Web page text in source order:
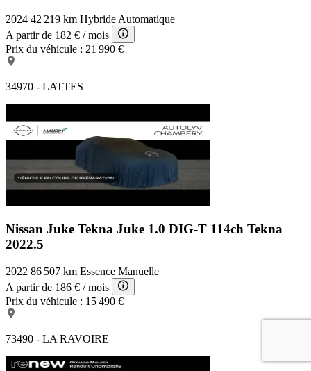
2024 42 219 km Hybride Automatique
A partir de 182 € / mois
Prix du véhicule : 21 990 €
34970 - LATTES
Nissan Juke Tekna Juke 1.0 DIG-T 114ch Tekna
2022.5
2022 86 507 km Essence Manuelle
A partir de 186 € / mois
Prix du véhicule : 15 490 €
73490 - LA RAVOIRE